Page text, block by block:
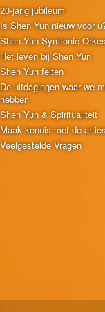
20-jarig jubileum
Is Shen Yun nieuw voor
Shen Yun Symfonie
Het leven bij Shen Yun
Shen Yun feiten
De uitdagingen waar we
hebben
Shen Yun & Spiritualiteit
Maak kennis met de
Veelgestelde Vragen